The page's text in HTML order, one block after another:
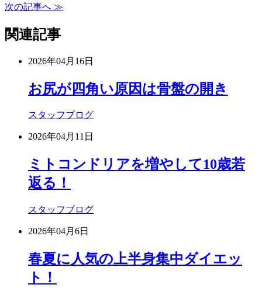
次の記事へ ≫
関連記事
2026年04月16日
お尻が四角い原因は骨盤の開き
スタッフブログ
2026年04月11日
ミトコンドリアを増やして10歳若
返る！
スタッフブログ
2026年04月6日
春夏に人気の上半身集中ダイエッ
ト！